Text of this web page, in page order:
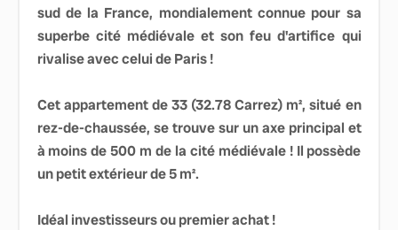
sud de la France, mondialement connue pour sa
superbe cité médiévale et son feu d'artifice qui
rivalise avec celui de Paris !
Cet appartement de 33 (32.78 Carrez) m², situé en
rez-de-chaussée, se trouve sur un axe principal et
à moins de 500 m de la cité médiévale ! Il possède
un petit extérieur de 5 m².
Idéal investisseurs ou premier achat !